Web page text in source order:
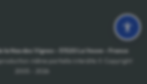
la Nau des Vignes La Veuve
France
même partielle interdite © Copyright